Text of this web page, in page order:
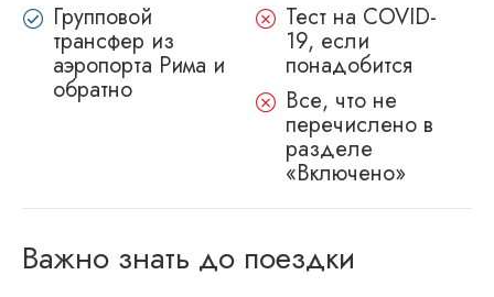
Групповой
трансфер из
аэропорта Рима и
обратно
Тест на COVID-
19, если
понадобится
Все, что не
перечислено в
разделе
«Включено»
Важно знать до поездки